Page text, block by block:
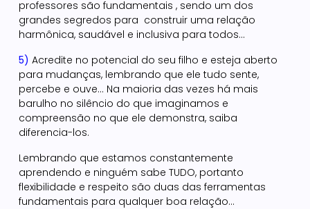
professores são fundamentais , sendo um dos
grandes segredos para construir uma relação
harmônica, saudável e inclusiva para todos…
5) Acredite no potencial do seu filho e esteja aberto
para mudanças, lembrando que ele tudo sente,
percebe e ouve… Na maioria das vezes há mais
barulho no silêncio do que imaginamos e
compreensão no que ele demonstra, saiba
diferencia-los.
Lembrando que estamos constantemente
aprendendo e ninguém sabe TUDO, portanto
flexibilidade e respeito são duas das ferramentas
fundamentais para qualquer boa relação…